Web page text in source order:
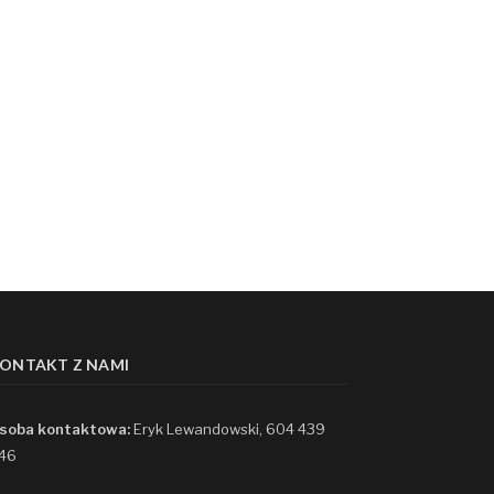
Z NAMI
kontaktowa:Eryk Lewandowski, 604 439